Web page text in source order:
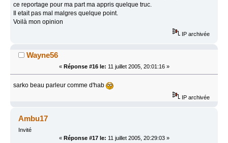
ce reportage pour ma part ma appris quelque truc.
Il etait pas mal malgres quelque point.
Voilà mon opinion
IP archivée
Wayne56
« Réponse #16 le: 11 juillet 2005, 20:01:16 »
sarko beau parleur comme d'hab
IP archivée
Ambu17
Invité
« Réponse #17 le: 11 juillet 2005, 20:29:03 »